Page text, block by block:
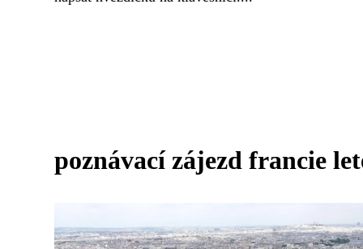
poznávací zájezd francie